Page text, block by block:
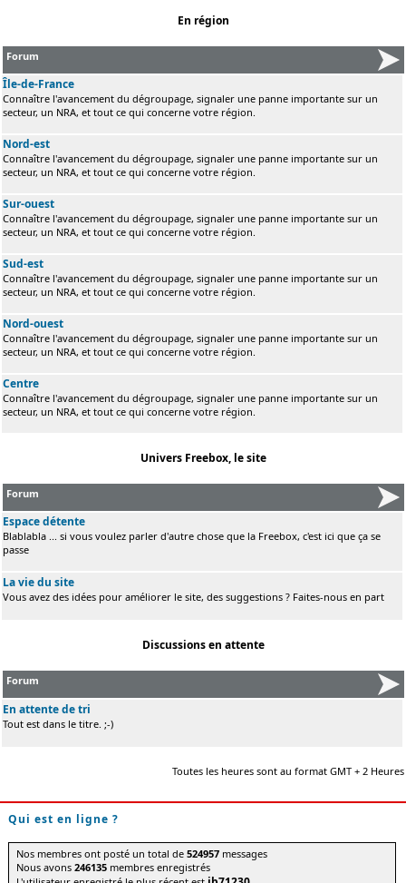
En région
Forum
Île-de-France
Connaître l'avancement du dégroupage, signaler une panne importante sur un
secteur, un NRA, et tout ce qui concerne votre région.
Nord-est
Connaître l'avancement du dégroupage, signaler une panne importante sur un
secteur, un NRA, et tout ce qui concerne votre région.
Sur-ouest
Connaître l'avancement du dégroupage, signaler une panne importante sur un
secteur, un NRA, et tout ce qui concerne votre région.
Sud-est
Connaître l'avancement du dégroupage, signaler une panne importante sur un
secteur, un NRA, et tout ce qui concerne votre région.
Nord-ouest
Connaître l'avancement du dégroupage, signaler une panne importante sur un
secteur, un NRA, et tout ce qui concerne votre région.
Centre
Connaître l'avancement du dégroupage, signaler une panne importante sur un
secteur, un NRA, et tout ce qui concerne votre région.
Univers Freebox, le site
Forum
Espace détente
Blablabla ... si vous voulez parler d'autre chose que la Freebox, c'est ici que ça se
passe
La vie du site
Vous avez des idées pour améliorer le site, des suggestions ? Faites-nous en part
Discussions en attente
Forum
En attente de tri
Tout est dans le titre. ;-)
Toutes les heures sont au format GMT + 2 Heures
Qui est en ligne ?
Nos membres ont posté un total de524957 messages
Nous avons246135 membres enregistrés